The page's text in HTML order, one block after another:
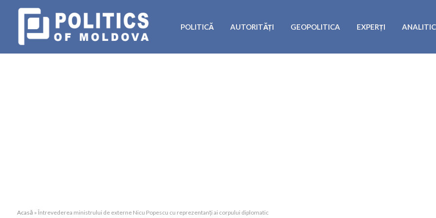
POLITICĂ AUTORITĂȚI GEOPOLITICA EXPERȚI
Acasă » Întrevederea ministrului de externe Nicu Popescu cu reprezentanți ai corpului diplomatic